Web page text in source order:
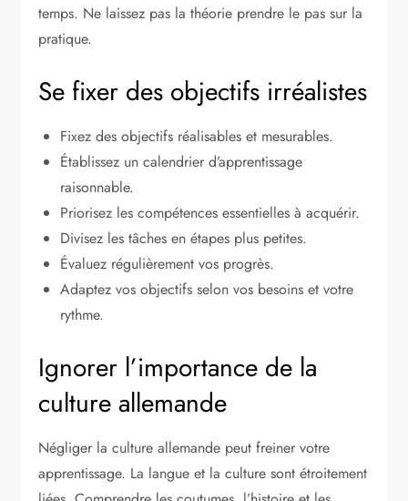
temps. Ne laissez pas la théorie prendre le pas sur la
pratique.
Se fixer des objectifs irréalistes
Fixez des objectifs réalisables et mesurables.
Établissez un calendrier d’apprentissage
raisonnable.
Priorisez les compétences essentielles à acquérir.
Divisez les tâches en étapes plus petites.
Évaluez régulièrement vos progrès.
Adaptez vos objectifs selon vos besoins et votre
rythme.
Ignorer l’importance de la
culture allemande
Négliger la culture allemande peut freiner votre
apprentissage. La langue et la culture sont étroitement